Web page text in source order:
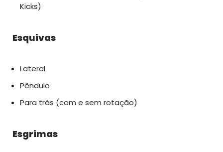
Kicks)
Esquivas
Lateral
Pêndulo
Para trás (com e sem rotação)
Esgrimas